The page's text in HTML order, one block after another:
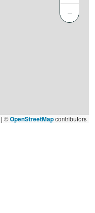
−
| ©OpenStreetMapcontributors